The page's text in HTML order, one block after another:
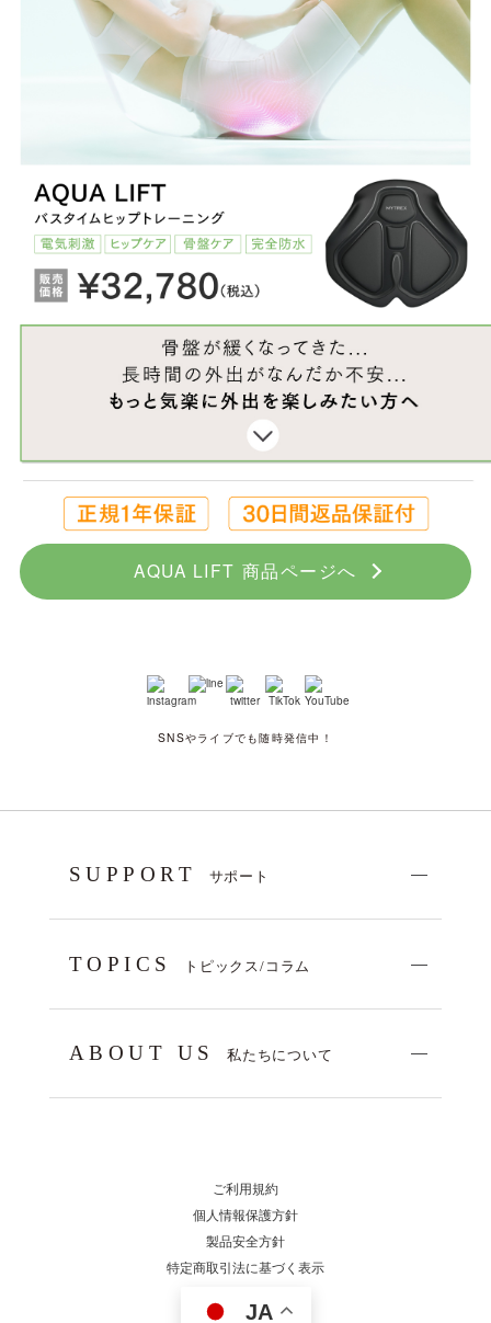
AQUA LIFT 商品ページへ
SNSやライブでも随時発信中！
SUPPORT サポート
TOPICS トピックス/コラム
ABOUT US 私たちについて
ご利用規約
個人情報保護方針
製品安全方針
特定商取引法に基づく表示
JA